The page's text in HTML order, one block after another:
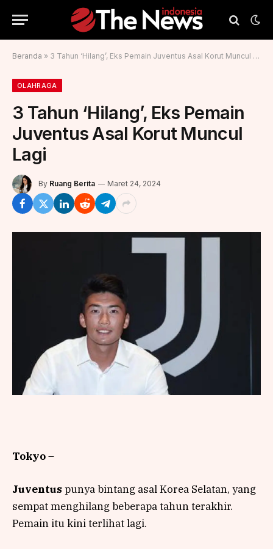
Beranda » 3 Tahun ‘Hilang’, Eks Pemain Juventus Asal Korut Muncul Lagi
OLAHRAGA
3 Tahun ‘Hilang’, Eks Pemain
Juventus Asal Korut Muncul
Lagi
By Ruang Berita Maret 24, 2024
Tokyo–
Juventus punya bintang asal Korea Selatan, yang
sempat menghilang beberapa tahun terakhir.
Pemain itu kini terlihat lagi.